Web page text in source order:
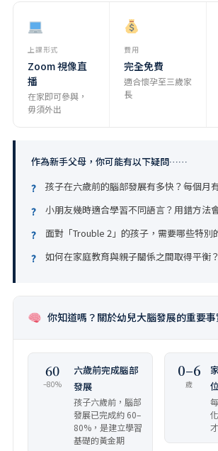
上課形式
Zoom 視像直
播
在家即可參與，
毋須外出
費用
完全免費
適合懷孕至三歲家
長
作為新手父母，你可能有以下疑問……
? 孩子在六歲前的腦部發展有多快？每個月
? 小朋友幾時適合學習不同語言？用錯方法
? 面對「Trouble 2」的孩子，需要哪些特別
? 如何在家庭教育與親子關係之間取得平衡？
你知道嗎？關於幼兒大腦發展的重要
60
–80%
六歲前完成腦部
發展
孩子六歲前，腦部
發展已完成約 60–
80%，是建立學習
基礎的黃金期
0–6
歲